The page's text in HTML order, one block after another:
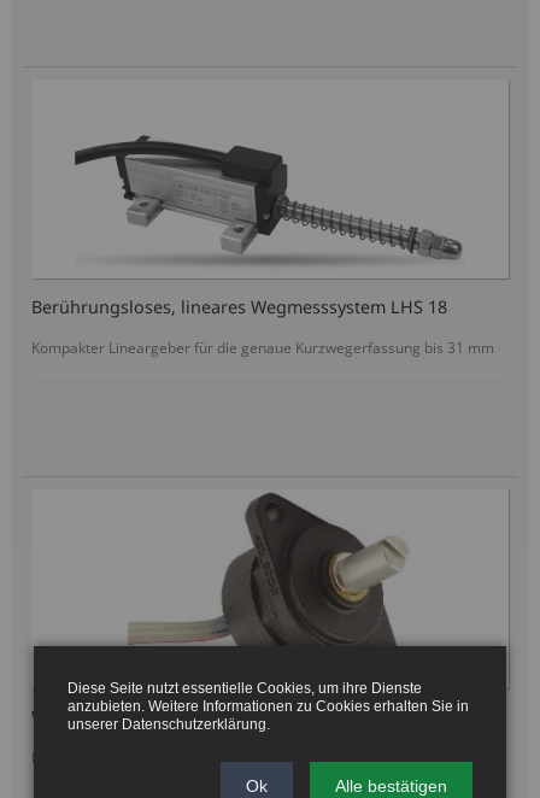
Berührungsloses, lineares Wegmesssystem LHS 18
Kompakter Lineargeber für die genaue Kurzwegerfassung bis 31 mm
Winkelsensor RHF 22
Kontaktloser, magnetischer Drehgeber, kompakt, vielseitig einsetzbar
Diese Seite nutzt essentielle Cookies, um ihre Dienste
anzubieten. Weitere Informationen zu Cookies erhalten Sie in
unserer Datenschutzerklärung.
Ok Alle bestätigen